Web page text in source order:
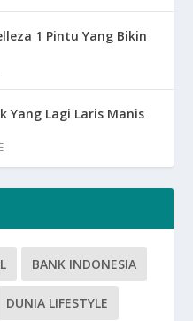
1 Pintu Yang Bikin
Yang Lagi Laris Manis
BANK INDONESIA
DUNIA LIFESTYLE